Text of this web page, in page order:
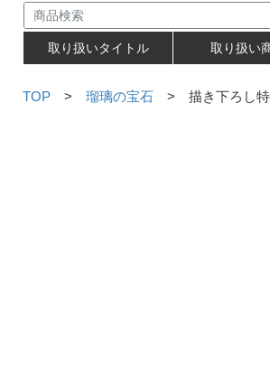
取り扱いタイトル 取り扱い
TOP > 瑠璃の宝石 > 描き下ろし特